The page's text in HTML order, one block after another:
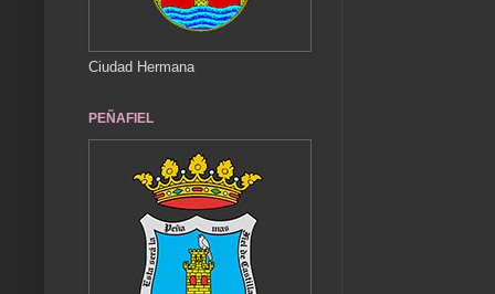
Ciudad Hermana
PEÑAFIEL